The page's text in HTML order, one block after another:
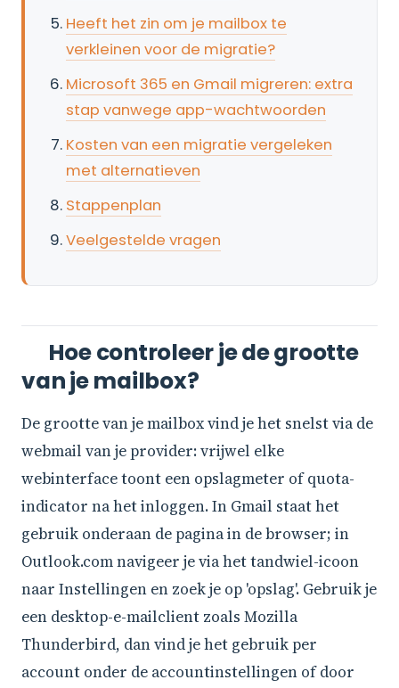
Heeft het zin om je mailbox te
verkleinen voor de migratie?
Microsoft 365 en Gmail migreren: extra
stap vanwege app-wachtwoorden
Kosten van een migratie vergeleken
met alternatieven
Stappenplan
Veelgestelde vragen
Hoe controleer je de grootte
van je mailbox?
De grootte van je mailbox vind je het snelst via de
webmail van je provider: vrijwel elke
webinterface toont een opslagmeter of quota-
indicator na het inloggen. In Gmail staat het
gebruik onderaan de pagina in de browser; in
Outlook.com navigeer je via het tandwiel-icoon
naar Instellingen en zoek je op 'opslag'. Gebruik je
een desktop-e-mailclient zoals Mozilla
Thunderbird, dan vind je het gebruik per
account onder de accountinstellingen of door